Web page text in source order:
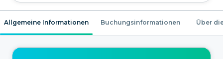
Allgemeine Informationen Buchungsinformationen Über